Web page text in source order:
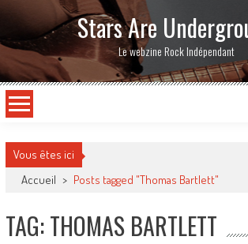
Stars Are
Le webzine Rock Indépendant
Vous êtes ici
Accueil > Posts tagged "Thomas Bartlett"
TAG: THOMAS BARTLETT